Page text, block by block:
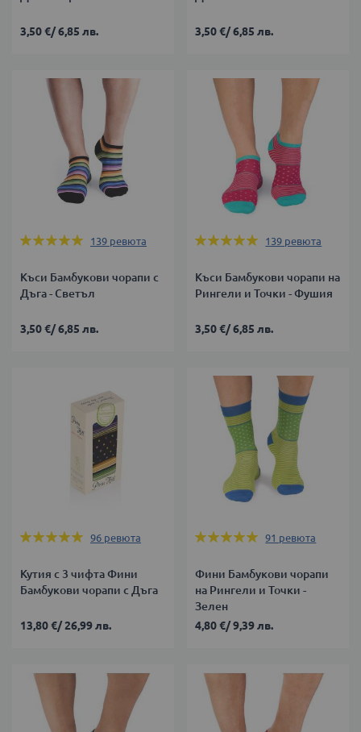
3,50 €/6,85 лв. 3,50 €/6,85 лв.
Оценка:
139 ревюта
Къси Бамбукови чорапи с
Дъга - Светъл
3,50 €/6,85 лв.
Оценка:
139 ревюта
Къси Бамбукови чорапи на
Рингели и Точки - Фушия
3,50 €/6,85 лв.
Оценка:
96 ревюта
Кутия с 3 чифта Фини
Бамбукови чорапи с Дъга
13,80 €/26,99 лв.
Оценка:
91 ревюта
Фини Бамбукови чорапи
на Рингели и Точки -
Зелен
4,80 €/9,39 лв.